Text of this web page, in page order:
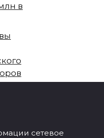
в
сетевое